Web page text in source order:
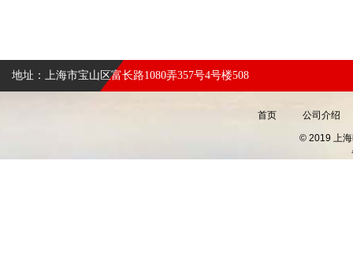
地址：上海市宝山区富长路1080弄357号4号楼508
首页 公司介绍
© 2019 上